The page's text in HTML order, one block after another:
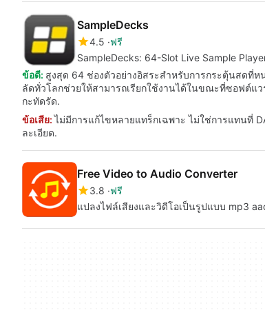
SampleDecks
4.5 ฟรี
SampleDecks: 64-Slot Live Sample
ข้อดี: สูงสุด 64 ช่องตัวอย่างอิสระสำหรับการกระตุ้นสดที่ห
ลัดทั่วโลกช่วยให้สามารถเรียกใช้งานได้ในขณะที่ซอฟต์แ
กะทัดรัด.
ข้อเสีย:ไม่มีการแก้ไขหลายแทร็กเฉพาะ ไม่ใช่การแทนที่
ละเอียด.
Free Video to Audio Converter
3.8 ฟรี
แปลงไฟล์เสียงและวิดีโอเป็นรูปแบบ mp3